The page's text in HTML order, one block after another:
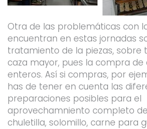
Otra de las problemáticas con
encuentran en estas jornadas
tratamiento de la piezas, sobre
caza mayor, pues la compra de
enteros. Así si compras, por
has de tener en cuenta las
preparaciones posibles para el
aprovechamniento completo
chuletilla, solomillo, carne para